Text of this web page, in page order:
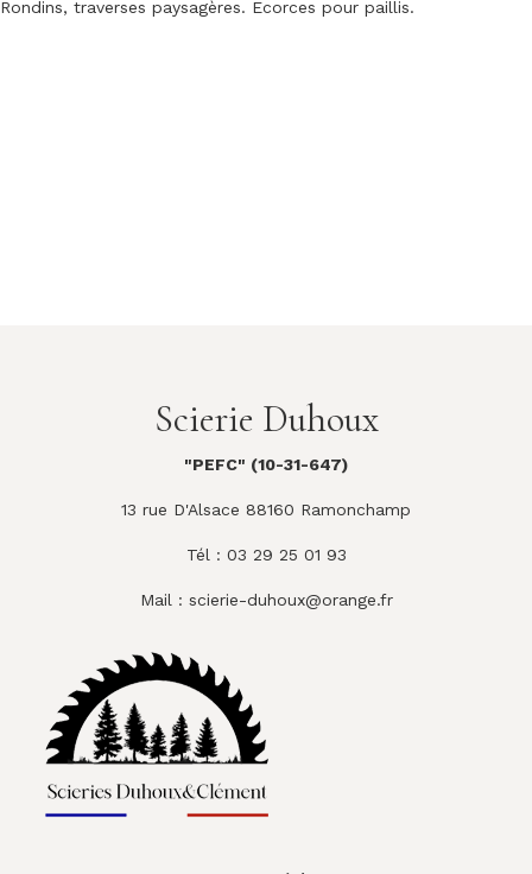
Rondins, traverses paysagères. Ecorces pour paillis.
Scierie Duhoux
"PEFC" (10-31-647)
13 rue D'Alsace 88160 Ramonchamp
Tél : 03 29 25 01 93
Mail : scierie-duhoux@orange.fr